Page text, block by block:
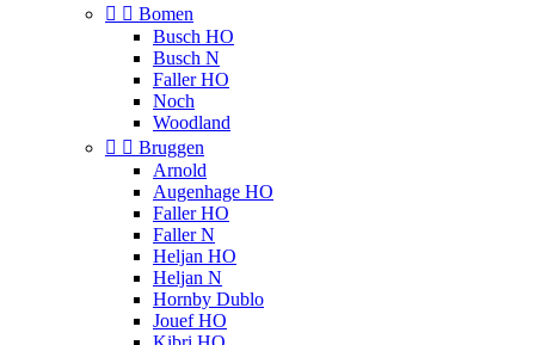
  Bomen
Busch HO
Busch N
Faller HO
Noch
Woodland
  Bruggen
Arnold
Augenhage HO
Faller HO
Faller N
Heljan HO
Heljan N
Hornby Dublo
Jouef HO